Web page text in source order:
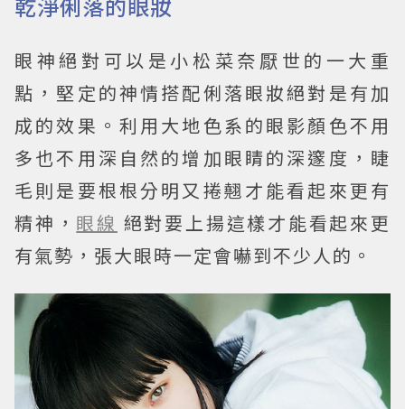
眼神絕對可以是小松菜奈厭世的一大重
點，堅定的神情搭配俐落眼妝絕對是有加
成的效果。利用大地色系的眼影顏色不用
多也不用深自然的增加眼睛的深邃度，睫
毛則是要根根分明又捲翹才能看起來更有
精神， 眼線 絕對要上揚這樣才能看起來更
有氣勢，張大眼時一定會嚇到不少人的。